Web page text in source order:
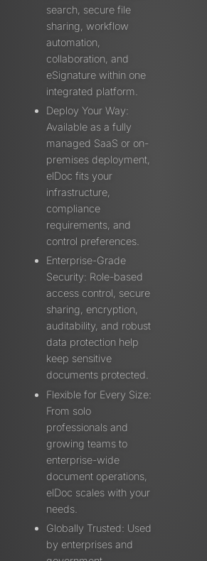
search, secure file
sharing, workflow
automation,
collaboration, and
eSignature within one
integrated platform.
Deploy Your Way:
Available as a fully
managed SaaS or on-
premises deployment,
elDoc fits your
infrastructure,
compliance
requirements, and
control preferences.
Enterprise-Grade
Security: Role-based
access control, secure
sharing, encryption,
auditability, and robust
data protection help
keep sensitive
documents protected.
Flexible for Every Size:
From solo
professionals and
growing teams to
enterprise-wide
document operations,
elDoc scales with your
needs.
Globally Trusted: Used
by enterprises and